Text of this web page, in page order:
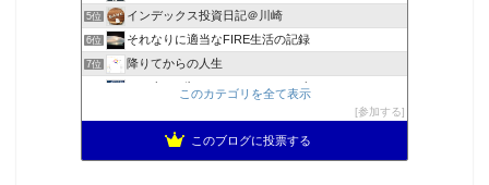
5位 インデックス投資日記＠川崎
6位 それなりに適当なFIRE生活の記録
7位 降りてからの人生
2023年(46歳)FIRE！！！＠20XX年FIRE！！！
スパコンSEが効率的投資で一家セミリタイアするブログ
11位 MBAのインデックス投資日記
このカテゴリを全て表示
参加する
このブログに投票する